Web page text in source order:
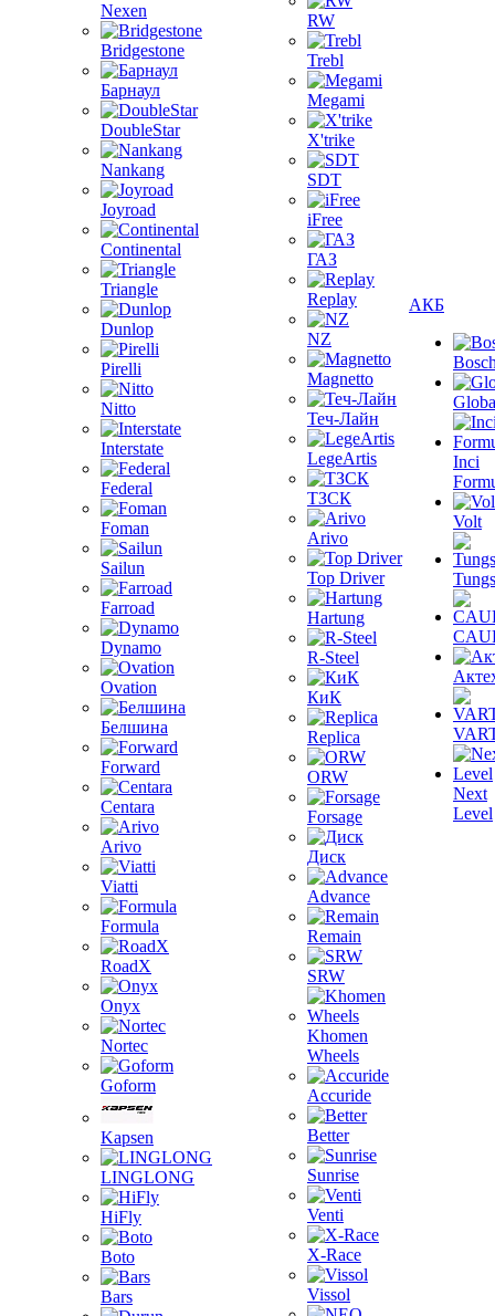
Nexen
Bridgestone
Барнаул
DoubleStar
Nankang
Joyroad
Continental
Triangle
Dunlop
Pirelli
Nitto
Interstate
Federal
Foman
Sailun
Farroad
Dynamo
Ovation
Белшина
Forward
Centara
Arivo
Viatti
Formula
RoadX
Onyx
Nortec
Goform
Kapsen
LINGLONG
HiFly
Boto
Bars
RW
Trebl
Megami
X'trike
SDT
iFree
ГАЗ
Replay
NZ
Magnetto
Теч-Лайн
LegeArtis
ТЗСК
Arivo
Top Driver
Hartung
R-Steel
КиК
Replica
ORW
Forsage
Диск
Advance
Remain
SRW
Khomen
Wheels
Accuride
Better
Sunrise
Venti
X-Race
Vissol
АКБ
Inci
Volt
Next
Level